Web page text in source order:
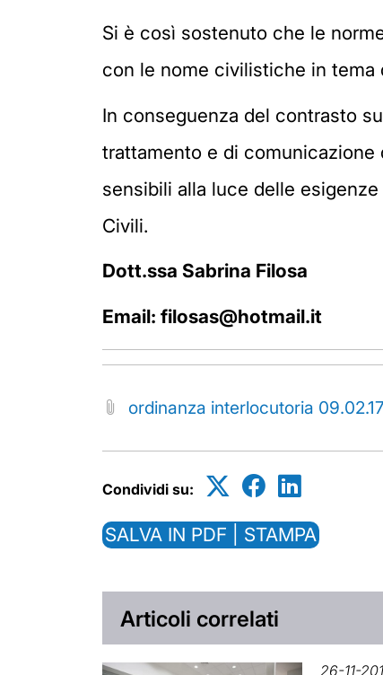
Si è così sostenuto che le
con le nome civilistiche in tema
In conseguenza del contrasto
trattamento e di
sensibili alla luce delle
Civili.
Dott.ssa Sabrina Filosa
Email: filosas@hotmail.it
ordinanza interlocutoria 09.02.17
Condividi su:
SALVA IN PDF | STAMPA
Articoli correlati
26-11-